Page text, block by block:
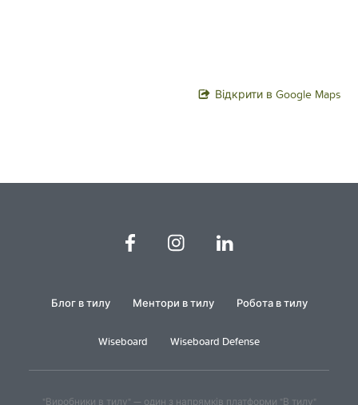
Відкрити в Google Maps
Блог в тилу Ментори в тилу Робота в тилу
Wiseboard Wiseboard Defense
"Виробники в тилу" — один з напрямків платформи "В тилу"